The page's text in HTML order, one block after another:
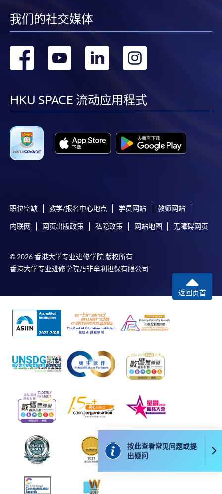
按此查看常见问题或提
出疑问
折
我们的社交媒体
转
facebook
转
youtube
转
linkedin
转
HKU SPACE 流动应用程式
职位空缺 教学/报名中心地点 学员网站 教师网站
内联网 网页出版政策 私隐政策 网站地图 无障碍网页
© 2026 香港大学专业进修学院 版权所有
香港大学专业进修学院乃非牟利担保有限公司
返回页首